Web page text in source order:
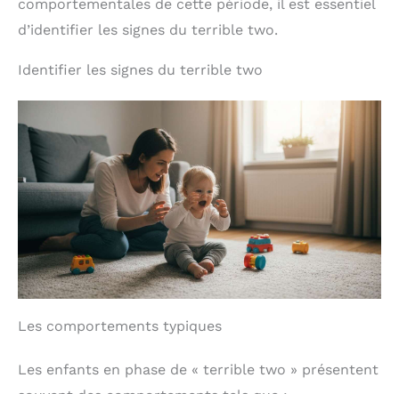
comportementales de cette période, il est essentiel
d’identifier les signes du terrible two.
Identifier les signes du terrible two
Les comportements typiques
Les enfants en phase de « terrible two » présentent